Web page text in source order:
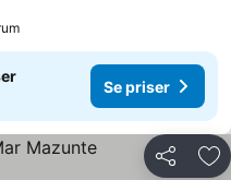
Se priser
Dela